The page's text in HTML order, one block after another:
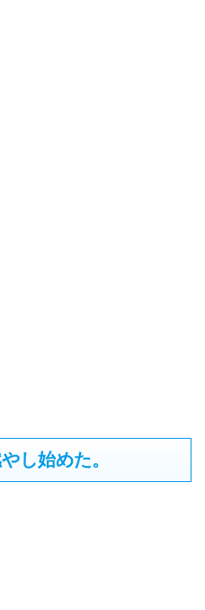
し始めた。